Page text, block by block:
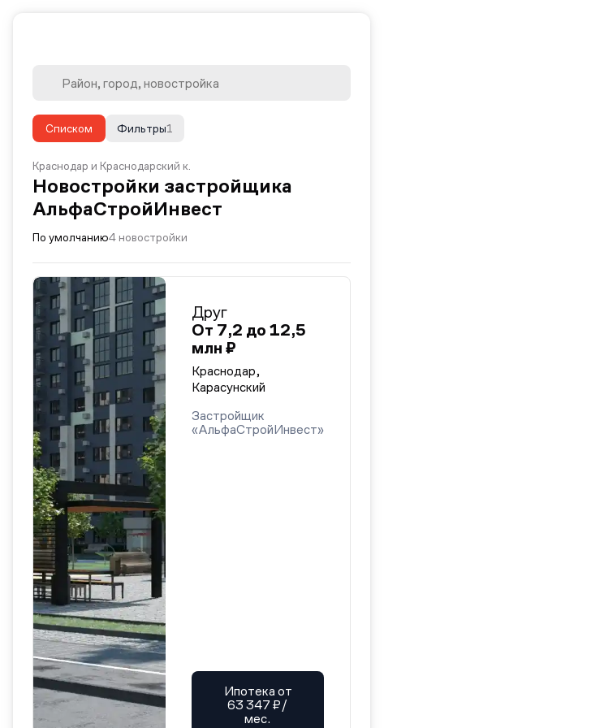
Списком 1
Фильтры
Краснодар и Краснодарский к.
Новостройки застройщика
АльфаСтройИнвест
По умолчанию4 новостройки
Друг
От 7,2 до 12,5
млн ₽
Краснодар,
Карасунский
Застройщик
«АльфаСтройИнвест»
Ипотека от
63 347 ₽/
мес.